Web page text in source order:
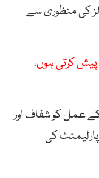
کی منظوری سے
پیش کرتی ہوں،
عمل کو شفاف اور
پارلیمنٹ کی